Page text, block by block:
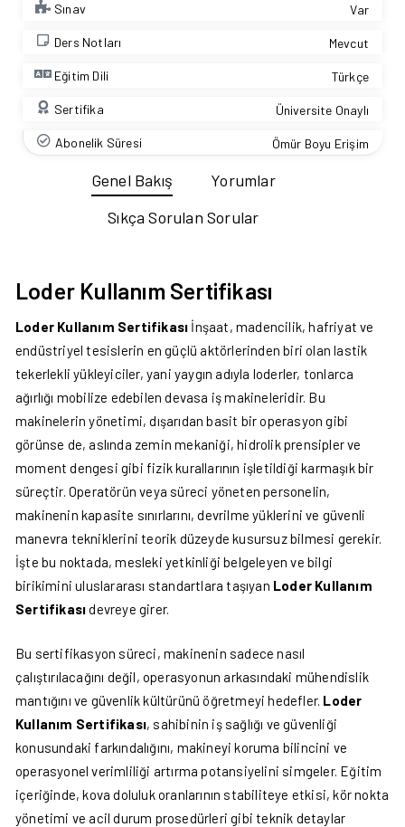
Sınav Var
Ders Notları Mevcut
Eğitim Dili Türkçe
Sertifika Üniversite Onaylı
Abonelik Süresi Ömür Boyu Erişim
Genel Bakış
Yorumlar
Sıkça Sorulan Sorular
Loder Kullanım Sertifikası
Loder Kullanım Sertifikası İnşaat, madencilik, hafriyat ve
endüstriyel tesislerin en güçlü aktörlerinden biri olan lastik
tekerlekli yükleyiciler, yani yaygın adıyla loderler, tonlarca
ağırlığı mobilize edebilen devasa iş makineleridir. Bu
makinelerin yönetimi, dışarıdan basit bir operasyon gibi
görünse de, aslında zemin mekaniği, hidrolik prensipler ve
moment dengesi gibi fizik kurallarının işletildiği karmaşık bir
süreçtir. Operatörün veya süreci yöneten personelin,
makinenin kapasite sınırlarını, devrilme yüklerini ve güvenli
manevra tekniklerini teorik düzeyde kusursuz bilmesi gerekir.
İşte bu noktada, mesleki yetkinliği belgeleyen ve bilgi
birikimini uluslararası standartlara taşıyan Loder Kullanım
Sertifikasıdevreye girer.
Bu sertifikasyon süreci, makinenin sadece nasıl
çalıştırılacağını değil, operasyonun arkasındaki mühendislik
mantığını ve güvenlik kültürünü öğretmeyi hedefler. Loder
Kullanım Sertifikası, sahibinin iş sağlığı ve güvenliği
konusundaki farkındalığını, makineyi koruma bilincini ve
operasyonel verimliliği artırma potansiyelini simgeler. Eğitim
içeriğinde, kova doluluk oranlarının stabiliteye etkisi, kör nokta
yönetimi ve acil durum prosedürleri gibi teknik detaylar